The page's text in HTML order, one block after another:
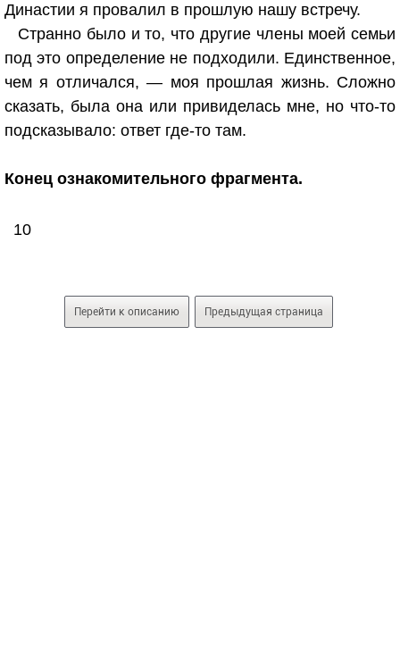
Династии я провалил в прошлую нашу встречу.
Странно было и то, что другие члены моей семьи
под это определение не подходили. Единственное,
чем я отличался, — моя прошлая жизнь. Сложно
сказать, была она или привиделась мне, но что-то
подсказывало: ответ где-то там.
Конец ознакомительного фрагмента.
10
Перейти к описанию Предыдущая страница